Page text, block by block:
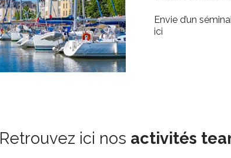
Envie d’un
ici
Retrouvez ici nos activités